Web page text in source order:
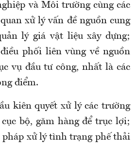
và Môi trường cùng các
xử lý vấn đề nguồn cung
lý giá vật liệu xây dựng;
phối liên vùng về nguồn
vụ đầu tư công, nhất là các
điểm.
kiên quyết xử lý các trường
bộ, găm hàng để trục lợi;
xử lý tình trạng phế thải